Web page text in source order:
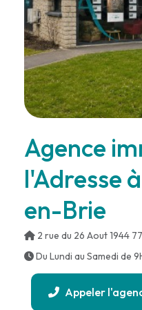
Agence
l'Adresse
en-Brie
2 rue du 26 Aout 1944
Du Lundi au Samedi de
Appeler